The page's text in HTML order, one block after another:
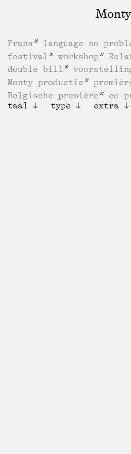
Monty
Frans language no
festival
workshop
double bill
Monty productie
Belgische première
co-
taal
type extra